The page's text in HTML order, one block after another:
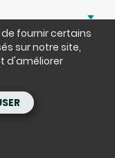
fournir certains
sur notre site,
d'améliorer